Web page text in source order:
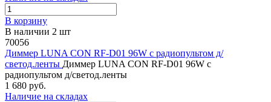
В корзину
В наличии 2 шт
70056
Диммер LUNA CON RF-D01 96W с радиопультом д/
светод.ленты Диммер LUNA CON RF-D01 96W с
радиопультом д/светод.ленты
1 680 руб.
Наличие на складах